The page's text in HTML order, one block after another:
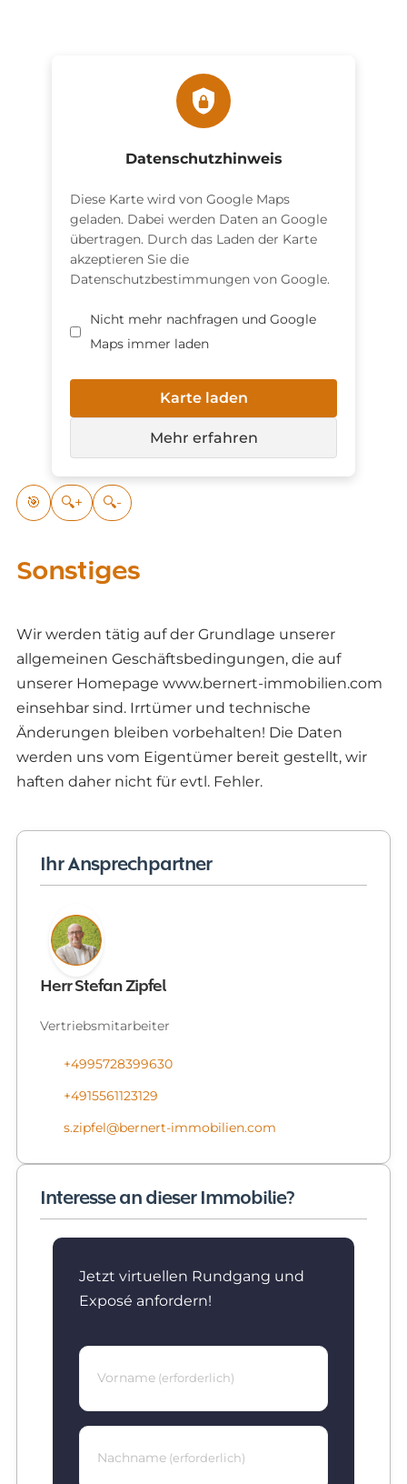
Datenschutzhinweis
Diese Karte wird von Google Maps
geladen. Dabei werden Daten an Google
übertragen. Durch das Laden der Karte
akzeptieren Sie die
Datenschutzbestimmungen von Google.
Nicht mehr nachfragen und Google
Maps immer laden
Karte laden
Mehr erfahren
🎯 🔍+ 🔍-
Sonstiges
Wir werden tätig auf der Grundlage unserer
allgemeinen Geschäftsbedingungen, die auf
unserer Homepage www.bernert-immobilien.com
einsehbar sind. Irrtümer und technische
Änderungen bleiben vorbehalten! Die Daten
werden uns vom Eigentümer bereit gestellt, wir
haften daher nicht für evtl. Fehler.
Ihr Ansprechpartner
Herr Stefan Zipfel
Vertriebsmitarbeiter
+4995728399630
+4915561123129
s.zipfel@bernert-immobilien.com
Interesse an dieser Immobilie?
Jetzt virtuellen Rundgang und
Exposé anfordern!
Vorname (erforderlich)
Nachname (erforderlich)